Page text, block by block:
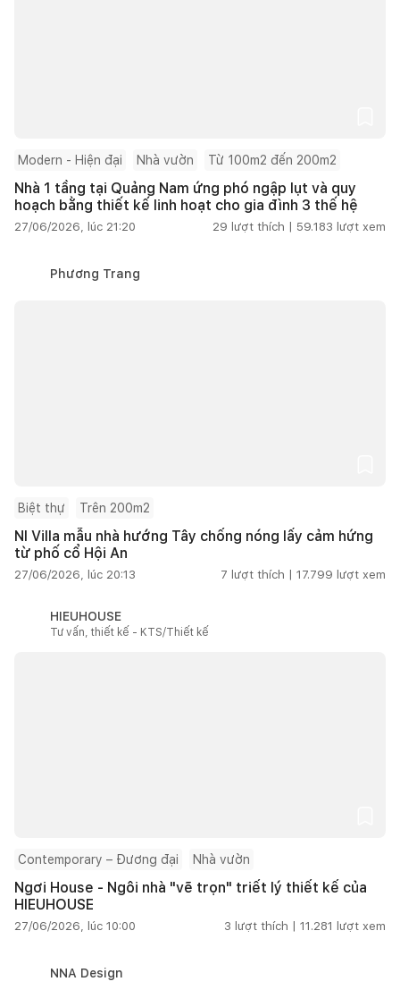
Modern - Hiện đại Nhà vườn Từ 100m2 đến 200m2
Nhà 1 tầng tại Quảng Nam ứng phó ngập lụt và quy
hoạch bằng thiết kế linh hoạt cho gia đình 3 thế hệ
27/06/2026, lúc 21:20 29 lượt thích | 59.183 lượt xem
Phương Trang
Biệt thự Trên 200m2
NI Villa mẫu nhà hướng Tây chống nóng lấy cảm hứng
từ phố cổ Hội An
27/06/2026, lúc 20:13 7 lượt thích | 17.799 lượt xem
HIEUHOUSE
Tư vấn, thiết kế - KTS/Thiết kế
Contemporary – Đương đại Nhà vườn
Ngơi House - Ngôi nhà "vẽ trọn" triết lý thiết kế của
HIEUHOUSE
27/06/2026, lúc 10:00 3 lượt thích | 11.281 lượt xem
NNA Design